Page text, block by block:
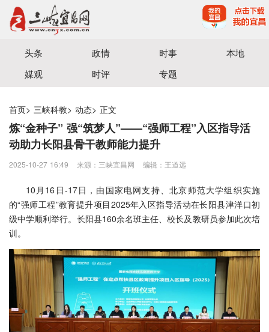
宜昌三峡融媒体中心主办
头条 政情 时事
本地
媒观
时评 专题
首页> 三峡科教> 动态> 正文
炼“金种子” 强“筑梦人”——“强师工程”入区指导活
动助力长阳县骨干教师能力提升
2025-10-27 16:49 来源：三峡宜昌网 编辑：王道远
10月16日-17日，由国家电网支持、北京师范大学组织实施
的“强师工程”教育提升项目2025年入区指导活动在长阳县津洋口初
级中学顺利举行。长阳县160余名班主任、校长及教研员参加此次培
训。